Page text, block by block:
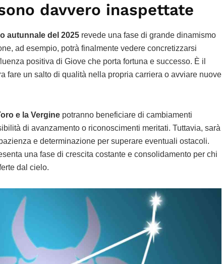
davvero inaspettate
autunnale del 2025 revede una fase di grande dinamismo
ad esempio, potrà finalmente vedere concretizzarsi
positiva di Giove che porta fortuna e successo. È il
fare un salto di qualità nella propria carriera o avviare nuove
e la Vergine potranno beneficiare di cambiamenti
di avanzamento o riconoscimenti meritati. Tuttavia, sarà
e determinazione per superare eventuali ostacoli.
una fase di crescita costante e consolidamento per chi
dal cielo.